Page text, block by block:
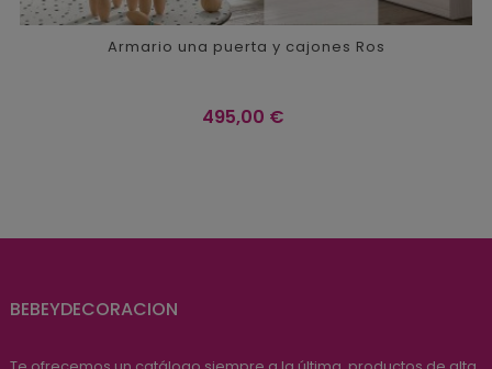
Armario una puerta y cajones Ros
Precio
495,00 €
BEBEYDECORACION